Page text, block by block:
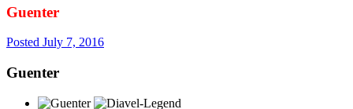
Guenter
Posted July 7, 2016
Guenter